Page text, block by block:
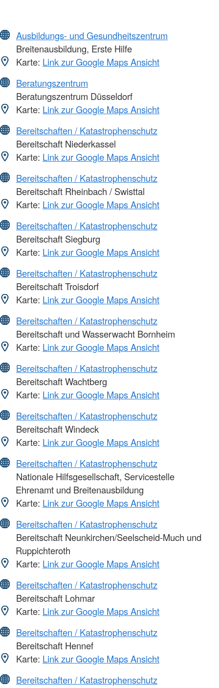
Ausbildungs- und Gesundheitszentrum
Breitenausbildung, Erste Hilfe
Karte: Link zur Google Maps Ansicht
Beratungszentrum
Beratungszentrum Düsseldorf
Karte: Link zur Google Maps Ansicht
Bereitschaften / Katastrophenschutz
Bereitschaft Niederkassel
Karte: Link zur Google Maps Ansicht
Bereitschaften / Katastrophenschutz
Bereitschaft Rheinbach / Swisttal
Karte: Link zur Google Maps Ansicht
Bereitschaften / Katastrophenschutz
Bereitschaft Siegburg
Karte: Link zur Google Maps Ansicht
Bereitschaften / Katastrophenschutz
Bereitschaft Troisdorf
Karte: Link zur Google Maps Ansicht
Bereitschaften / Katastrophenschutz
Bereitschaft und Wasserwacht Bornheim
Karte: Link zur Google Maps Ansicht
Bereitschaften / Katastrophenschutz
Bereitschaft Wachtberg
Karte: Link zur Google Maps Ansicht
Bereitschaften / Katastrophenschutz
Bereitschaft Windeck
Karte: Link zur Google Maps Ansicht
Bereitschaften / Katastrophenschutz
Nationale Hilfsgesellschaft, Servicestelle
Ehrenamt und Breitenausbildung
Karte: Link zur Google Maps Ansicht
Bereitschaften / Katastrophenschutz
Bereitschaft Neunkirchen/Seelscheid-Much und
Ruppichteroth
Karte: Link zur Google Maps Ansicht
Bereitschaften / Katastrophenschutz
Bereitschaft Lohmar
Karte: Link zur Google Maps Ansicht
Bereitschaften / Katastrophenschutz
Bereitschaft Hennef
Karte: Link zur Google Maps Ansicht
Bereitschaften / Katastrophenschutz